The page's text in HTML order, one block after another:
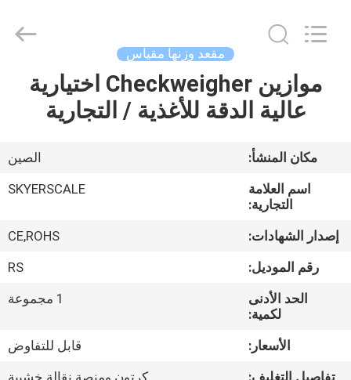
المنزل
فيديوهات
حولنا
جولة
المصنع
Co.,Limited.
مقعد وزنها مقياس
موازين Checkweigher اختيارية
عالية الدقة للأغذية / التجارية
مكان المنشأ:
الصين
اسم العلامة
التجارية:
SKYERSCALE
إصدار الشهادات:
CE,ROHS
رقم الموديل:
RS
الحد الأدنى
لكمية:
1 مجموعة
الأسعار:
قابل للتفاوض